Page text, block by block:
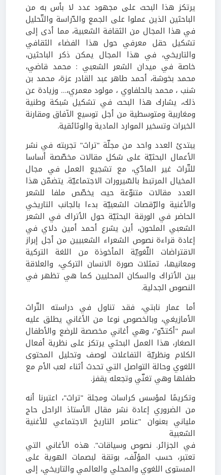
يرتكز هذا البحث على مجهود عدد لا بأس به من
الباحثين الذين عملوا على الجمع والدّراسة والتّحليل
في هذا المجال من الثقافة الشعبية، مما أدى إلى
تشكيل حقل معرفي حول هذا الفضاء الثقافي
والتاريخي، في هذا المجال يمكن ذكر الباحثين،
خاصة في ميدان الشعر الشعبي : محمد قاضي،
محمد بخوشة، أحمد طاهر عبد القادر عزة، محمد بن
شنب ، محمد بالحلفاوي ، مولود معمري،… وزيادة عن
ذلك، يشارك هذا البحث في تشكيل شبكة وطنية
ومغاربية ومتوسطية من أجل توسيع الآفاق ومقارنة
الخبرات وتسخير الموارد المادية والوثائقية.
يبتدئ العدد واحد من مجلّة "تراث" تجربته في نشر
الأعمال البحثيّة على شكل مقالات مخصّصة أساسا
للتّراث غير المادّي، مع تشجيع العمل في مجال
المخيال المرتبط بالسّيرورات الاجتماعيّة. يتضمّن هذا
العدد مقالات متنوّعة حيث يخصّص ملفا للشعر
والأغنية والرّقصات الشعبيّة بدءا بالجانب التاريخي
الحاضر في الورقة البحثيّة حول الأتراك في الشعر
الشعبي الملحون، أين يشرع أحمد أمين دلاي في
إعادة قراءة نصوص الشعراء الشعبيين من أجل إبراز
الاقتراضات اللّغويّة المأخوذة من اللغة التركية
ومعانيها، تمثلات صورة الانسان التركي، والعلاقة
بين الأتراك والسكان المحليين كما هي تظهر في
النصوص الجدلية.
أما عمار نابتي، فقد تناول في دراسته التّراث
الأمازيغي، وبالخصوص نوعا من الأغاني يطلق عليه
اسم "أكتدّو"، وهي أغاني مخصصة للرضع والأطفال
الصغار، هذا العمل البحثي يرتكز على نظرية أفعال
الكلام ونظريّة التفاعلات لوصف وتحليل المحتوى
اللغوي وحالة التواصل التي تحدث أثناء لعب الأم مع
طفلها وهي تغنّي وتجعله يقفز.
وتكريمًا لمؤسس كراسات ومجلة "تراث"، اعتبرنا أنه
من الضروري إعادة نشر مقال الأستاذ الراحل حاج
ملياني بعنوان "عناصر التاريخ الاجتماعي للأغنية
الشعبية
في الجزائر. نصوص وسياقات". هذه الأغاني التي
تعتبر، حسب المؤلّف، بوتقة لبصمات الهوية على
المستوى اللغوي والمحلي والعالمي والتاريخي، إلى